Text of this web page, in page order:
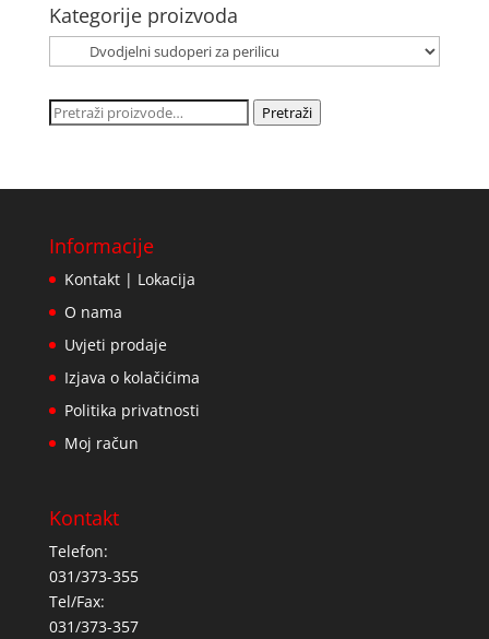
Kategorije proizvoda
Pretraži: Pretraži
Informacije
Kontakt | Lokacija
O nama
Uvjeti prodaje
Izjava o kolačićima
Politika privatnosti
Moj račun
Kontakt
Telefon:
031/373-355
Tel/Fax:
031/373-357